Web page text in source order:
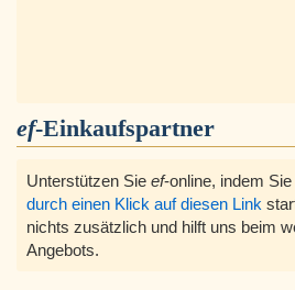
ef-Einkaufspartner
Unterstützen Sie ef-online, indem
durch einen Klick auf diesen Link
nichts zusätzlich und hilft uns beim
Angebots.